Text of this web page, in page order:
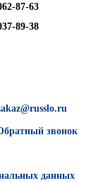
87-63
89-38
звонок
данных